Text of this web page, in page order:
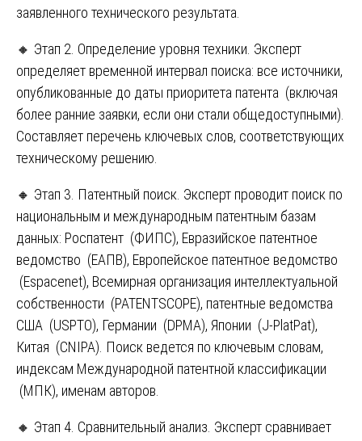
заявленного технического результата.
🔸 Этап 2. Определение уровня техники. Эксперт
определяет временной интервал поиска: все источники,
опубликованные до даты приоритета патента (включая
более ранние заявки, если они стали общедоступными).
Составляет перечень ключевых слов, соответствующих
техническому решению.
🔸 Этап 3. Патентный поиск. Эксперт проводит поиск по
национальным и международным патентным базам
данных: Роспатент (ФИПС), Евразийское патентное
ведомство (ЕАПВ), Европейское патентное ведомство
(Espacenet), Всемирная организация интеллектуальной
собственности (PATENTSCOPE), патентные ведомства
США (USPTO), Германии (DPMA), Японии (J-PlatPat),
Китая (CNIPA). Поиск ведется по ключевым словам,
индексам Международной патентной классификации
(МПК), именам авторов.
🔸 Этап 4. Сравнительный анализ. Эксперт сравнивает